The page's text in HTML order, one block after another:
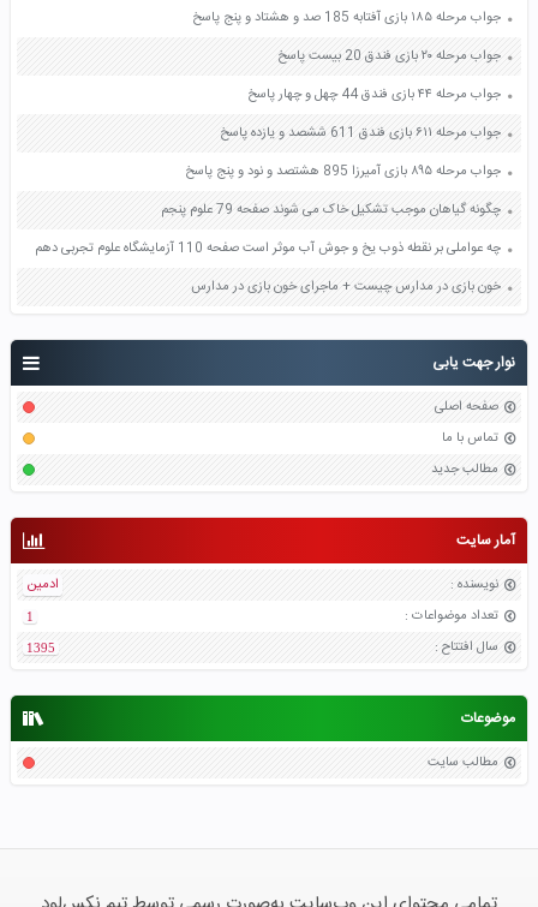
نوار جهت یابی
صفحه اصلی
تماس با ما
مطالب جدید
آمار سایت
نویسنده :
ادمین
تعداد موضواعات :
1
سال افتتاح :
1395
موضوعات
مطالب سایت
جواب مرحله ۱۸۵ بازی آفتابه 185 صد و هشتاد و پنج پاسخ
جواب مرحله ۲۰ بازی فندق 20 بیست پاسخ
جواب مرحله ۴۴ بازی فندق 44 چهل و چهار پاسخ
جواب مرحله ۶۱۱ بازی فندق 611 ششصد و یازده پاسخ
جواب مرحله ۸۹۵ بازی آمیرزا 895 هشتصد و نود و پنج پاسخ
چگونه گیاهان موجب تشکیل خاک می شوند صفحه 79 علوم پنجم
چه عواملی بر نقطه ذوب یخ و جوش آب موثر است صفحه 110 آزمایشگاه علوم تجربی دهم
خون بازی در مدارس چیست + ماجرای خون بازی در مدارس